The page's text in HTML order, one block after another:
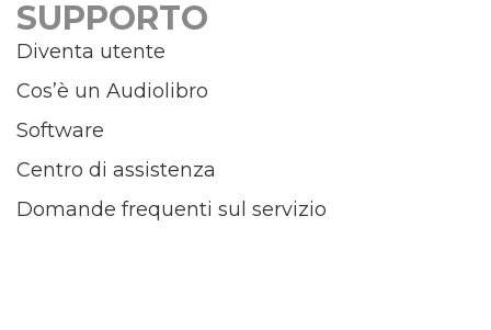
SUPPORTO
Diventa utente
Cos’è un Audiolibro
Software
Centro di assistenza
Domande frequenti sul servizio